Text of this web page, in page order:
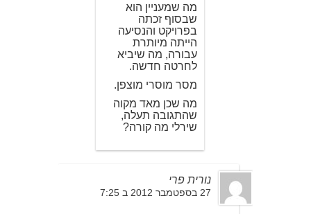
מה שמעניין הוא
שבסוף זכתה
בפרויקט והנסיעה
הייתה מיותרת
עבורה, מה שיביא
לחרטה חדשה.
מסר מוסרי מוצפן.
מה שכן מאד מקוה
שהתגובה תעלה,
שירלי מה קורה?
נורית פרי
27 בספטמבר 2012 ב 7:25